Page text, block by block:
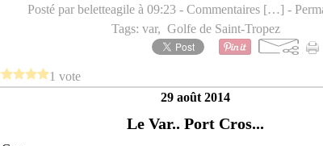
Posté par beletteagile à 09:23 - Commentaires […] -
Tags: var, Golfe de Saint-Tropez
1 vote
29 août 2014
Le Var.. Port Cros...